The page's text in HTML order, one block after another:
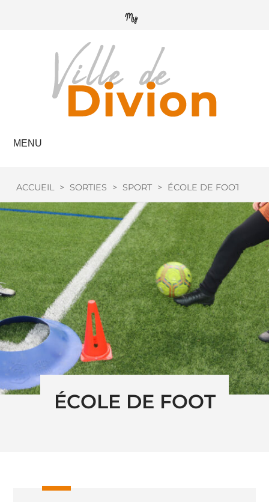
MENU
ACCUEIL > SORTIES > SPORT > ÉCOLE DE FOOT
ÉCOLE DE FOOT